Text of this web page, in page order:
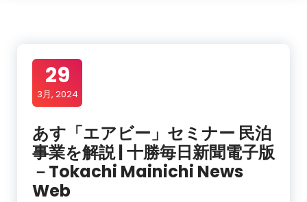
29
3月, 2024
あす「エアビー」セミナー 民泊
事業を解説 | 十勝毎日新聞電子版
－Tokachi Mainichi News
Web